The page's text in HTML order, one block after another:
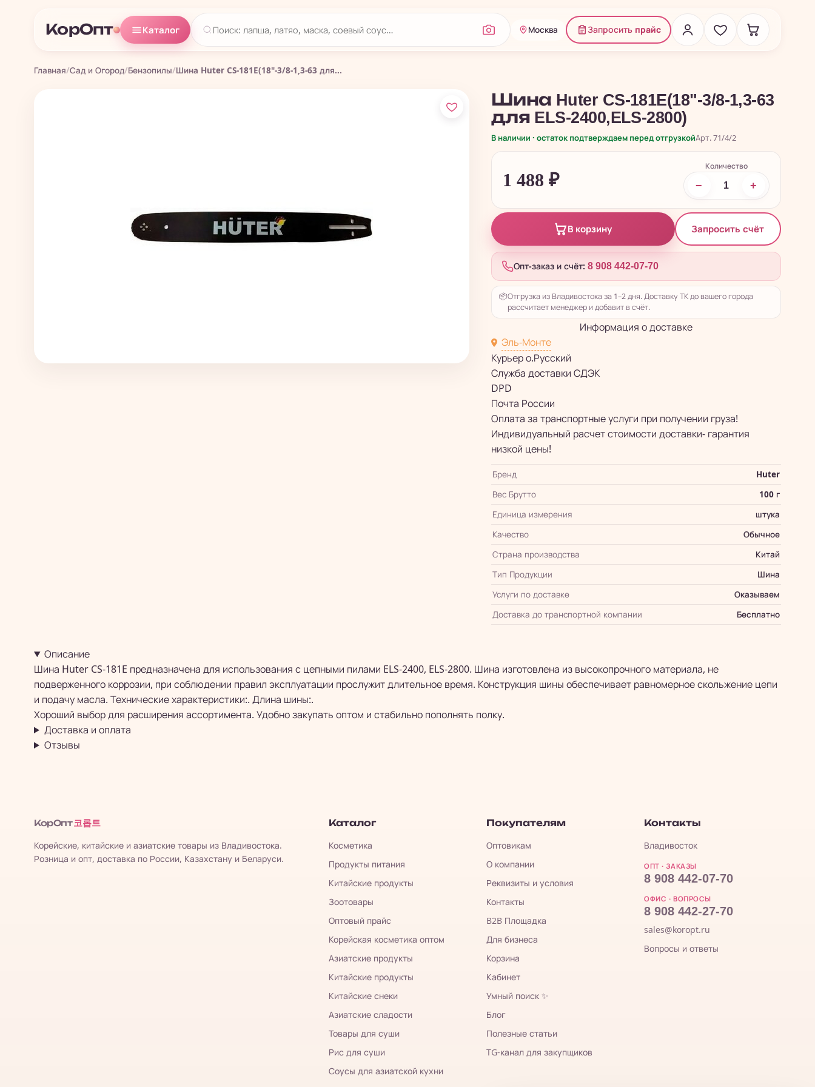
КорОпт Каталог Москва Запросить прайс
Главная/Сад и Огород/Бензопилы/Шина Huter CS-181E(18"-3/8-1,3-63 для...
Шина Huter CS-181E(18"-3/8-1,3-63
для ELS-2400,ELS-2800)
В наличии · остаток подтверждаем перед отгрузкойАрт. 71/4/2
1 488 ₽
Количество
− +
В корзину Запросить счёт
Опт-заказ и счёт: 8 908 442-07-70
📦Отгрузка из Владивостока за 1–2 дня. Доставку ТК до вашего города
рассчитает менеджер и добавит в счёт.
Информация о доставке
Эль-Монте
Курьер о.Русский
Служба доставки СДЭК
DPD
Почта России
Оплата за транспортные услуги при получении груза!
Индивидуальный расчет стоимости доставки- гарантия
низкой цены!
Бренд
Huter
Вес Брутто
100 г
Единица измерения
штука
Качество
Обычное
Страна производства
Китай
Тип Продукции
Шина
Услуги по доставке
Оказываем
Доставка до транспортной компании
Бесплатно
Описание
Шина Huter CS-181E предназначена для использования с цепными пилами ELS-2400, ELS-2800. Шина изготовлена из высокопрочного материала, не
подверженного коррозии, при соблюдении правил эксплуатации прослужит длительное время. Конструкция шины обеспечивает равномерное скольжение цепи
и подачу масла. Технические характеристики:. Длина шины:.
Хороший выбор для расширения ассортимента. Удобно закупать оптом и стабильно пополнять полку.
Доставка и оплата
Отзывы
КорОпт 코롭트
Корейские, китайские и азиатские товары из Владивостока.
Розница и опт, доставка по России, Казахстану и Беларуси.
Каталог
Косметика
Продукты питания
Китайские продукты
Зоотовары
Оптовый прайс
Корейская косметика оптом
Азиатские продукты
Китайские продукты
Китайские снеки
Азиатские сладости
Товары для суши
Рис для суши
Соусы для азиатской кухни
Покупателям
Оптовикам
О компании
Реквизиты и условия
Контакты
B2B Площадка
Для бизнеса
Корзина
Кабинет
Умный поиск ✨
Блог
Полезные статьи
TG-канал для закупщиков
Контакты
Владивосток
ОПТ · ЗАКАЗЫ
8 908 442-07-70
ОФИС · ВОПРОСЫ
8 908 442-27-70
sales@koropt.ru
Вопросы и ответы